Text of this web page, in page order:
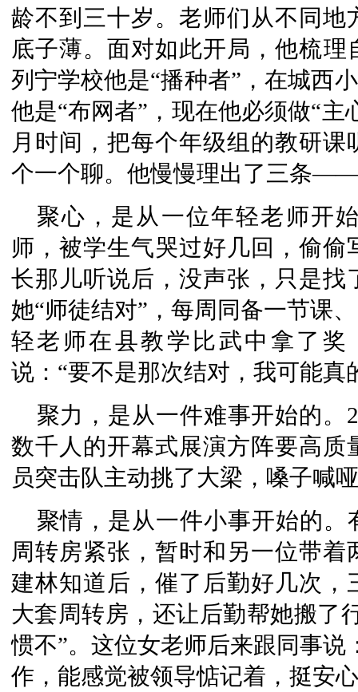
龄不到三十岁。老师们从不同
底子薄。面对如此开局，他梳
列宁学校他是“播种者”，在城西
他是“布网者”，现在他必须做“
月时间，把每个年级组的教研
个一个聊。他慢慢理出了三条
聚心，是从一位年轻老师开
师，被学生气哭过好几回，偷
长那儿听说后，没声张，只是
她“师徒结对”，每周同备一节课
轻老师在县教学比武中拿了
说：“要不是那次结对，我可能真
聚力，是从一件难事开始的。
数千人的开幕式展演方阵要高质
员突击队主动挑了大梁，嗓子喊
聚情，是从一件小事开始的
周转房紧张，暂时和另一位带
建林知道后，催了后勤好几次
大套周转房，还让后勤帮她搬了
惯不”。这位女老师后来跟同事
作，能感觉被领导惦记着，挺安